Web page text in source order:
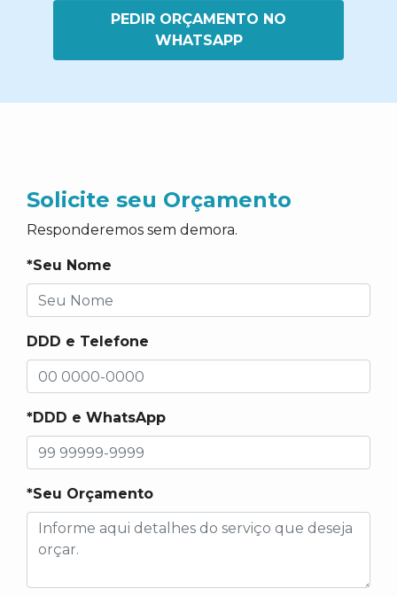
PEDIR ORÇAMENTO NO
WHATSAPP
Solicite seu Orçamento
Responderemos sem demora.
*Seu Nome
DDD e Telefone
*DDD e WhatsApp
*Seu Orçamento